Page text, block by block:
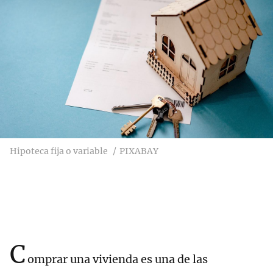
Hipoteca fija o variable PIXABAY
Comprar una vivienda es una de las